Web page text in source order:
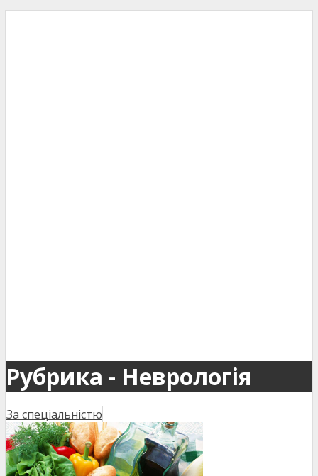
Рубрика - Неврологія
За спеціальністю